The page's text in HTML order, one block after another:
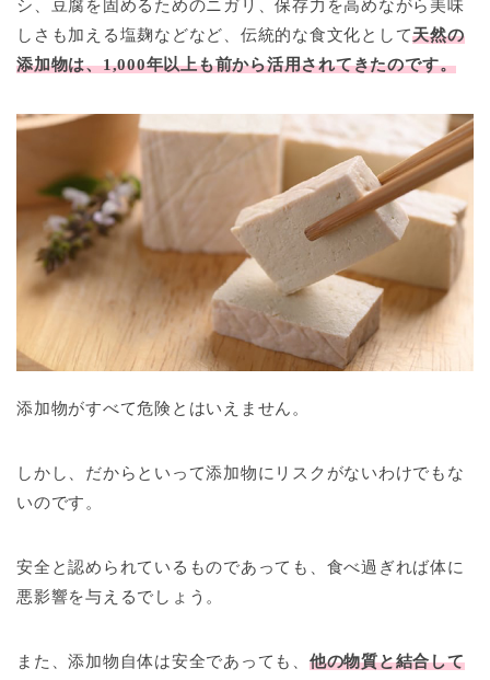
シ、豆腐を固めるためのニガリ、保存力を高めながら美味
しさも加える塩麹などなど、伝統的な食文化として天然の
添加物は、1,000年以上も前から活用されてきたのです。
添加物がすべて危険とはいえません。
しかし、だからといって添加物にリスクがないわけでもな
いのです。
安全と認められているものであっても、食べ過ぎれば体に
悪影響を与えるでしょう。
また、添加物自体は安全であっても、 他の物質と結合して